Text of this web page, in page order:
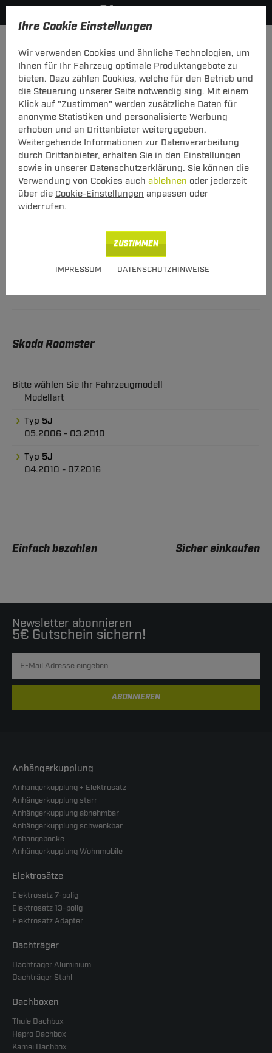
Ihre Cookie Einstellungen
Wir verwenden Cookies und ähnliche Technologien, um
Ihnen für Ihr Fahrzeug optimale Produktangebote zu
bieten. Dazu zählen Cookies, welche für den Betrieb und
die Steuerung unserer Seite notwendig sing. Mit einem
Klick auf "Zustimmen" werden zusätzliche Daten für
anonyme Statistiken und personalisierte Werbung
erhoben und an Drittanbieter weitergegeben.
Weitergehende Informationen zur Datenverarbeitung
durch Drittanbieter, erhalten Sie in den Einstellungen
sowie in unserer Datenschutzerklärung. Sie können die
Verwendung von Cookies auch ablehnen oder jederzeit
über die Cookie-Einstellungen anpassen oder
widerrufen.
IMPRESSUM DATENSCHUTZHINWEISE
ZUSTIMMEN
MODELÜBERSICHT
PKW-Kupplungskonfigurator
Die folgende Auflistung schützt Sie und andere in Ihrer
Umgebung und ermöglicht ein unbeschwertes
Urlaubserlebnis.
1
Hersteller
2
Modell
3
Anhängerkupplung und Elektrosatz für den Skoda
Skoda Roomster
Bitte wählen Sie Ihr Fahrzeugmodell
Modellart
Typ 5J
05.2006 - 03.2010
Typ 5J
04.2010 - 07.2016
Einfach bezahlen Sicher einkaufen
Newsletter abonnieren
5€ Gutschein sichern!
ABONNIEREN
Anhängerkupplung
Anhängerkupplung + Elektrosatz
Anhängerkupplung starr
Anhängerkupplung abnehmbar
Anhängerkupplung schwenkbar
Anhängeböcke
Anhängerkupplung Wohnmobile
Elektrosätze
Elektrosatz 7-polig
Elektrosatz 13-polig
Elektrosatz Adapter
Dachträger
Dachträger Aluminium
Dachträger Stahl
Dachboxen
Thule Dachbox
Hapro Dachbox
Kamei Dachbox